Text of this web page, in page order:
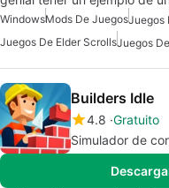
WindowsMods De JuegosJuegos
Juegos De Elder Scrolls
Builders Idle
4.8 Gratuito
Simulador de